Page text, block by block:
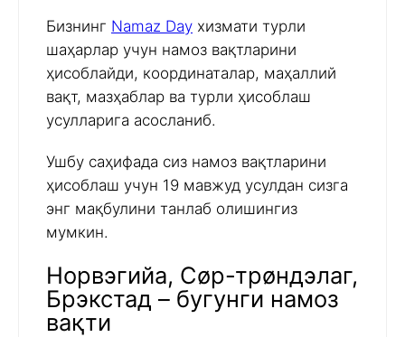
Бизнинг Namaz Day хизмати турли
шаҳарлар учун намоз вақтларини
ҳисоблайди, координаталар, маҳаллий
вақт, мазҳаблар ва турли ҳисоблаш
усулларига асосланиб.
Ушбу саҳифада сиз намоз вақтларини
ҳисоблаш учун 19 мавжуд усулдан сизга
энг мақбулини танлаб олишингиз
мумкин.
Норвэгийа, Сøр-трøндэлаг,
Брэкстад – бугунги намоз
вақти